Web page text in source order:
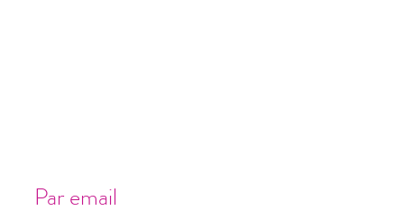
Par email